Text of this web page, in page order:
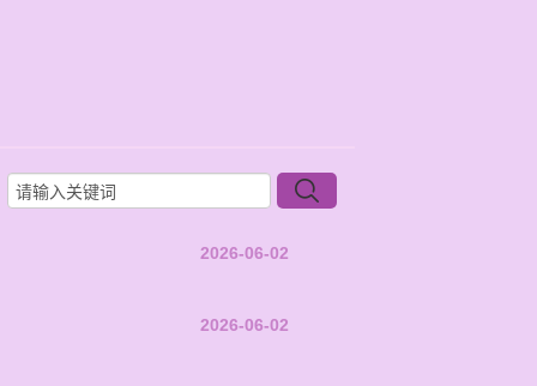
2026-06-02
2026-06-02